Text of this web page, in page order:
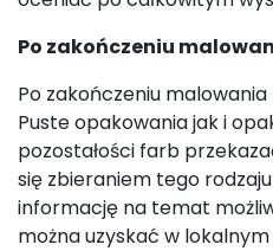
Po zakończeniu
Po zakończeniu
Puste opakowania jak i
pozostałości farb
się zbieraniem tego
informację na temat
można uzyskać w